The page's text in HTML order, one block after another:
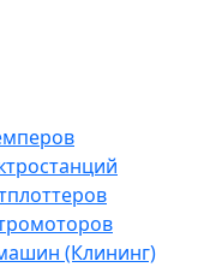
(Клининг)